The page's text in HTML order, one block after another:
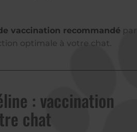
vaccination recommandé par
optimale à votre chat.
: vaccination
chat